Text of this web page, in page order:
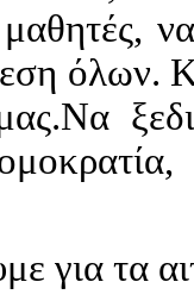
μαθητές,
όλων.
για τα